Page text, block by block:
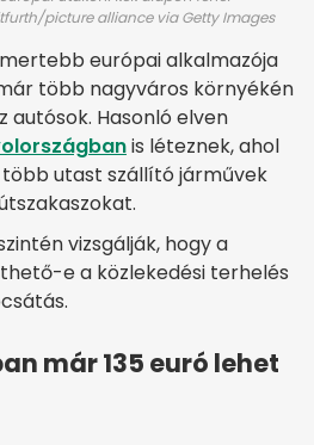
picture alliance via Getty Images
európai alkalmazója
több nagyváros környékén
autósok. Hasonló elven
is léteznek, ahol
utast szállító járművek
vizsgálják, hogy a
e a közlekedési terhelés
már 135 euró lehet